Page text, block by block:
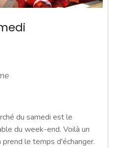
du samedi est le
du week-end. Voilà un
le temps d'échanger.